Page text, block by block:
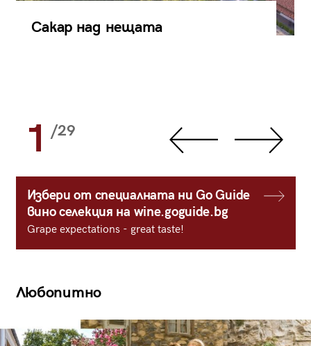
Сакар над нещата
1 /29
Избери от специалната ни Go Guide
вино селекция на wine.goguide.bg
Grape expectations - great taste!
Любопитно